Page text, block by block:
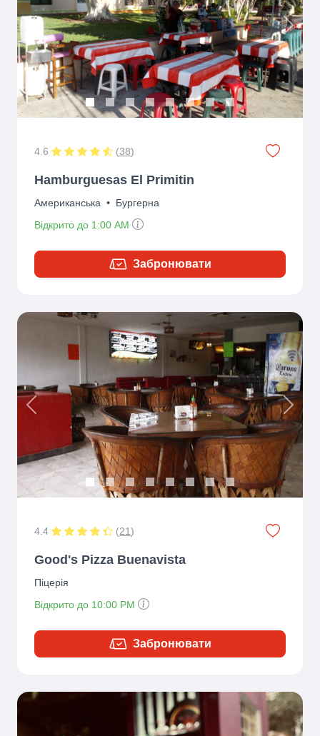
Previous Next
4.6 (38)
Hamburguesas El Primitin
Американська • Бургерна
Відкрито до 1:00 AM
Забронювати
Previous Next
4.4 (21)
Good's Pizza Buenavista
Піцерія
Відкрито до 10:00 PM
Забронювати